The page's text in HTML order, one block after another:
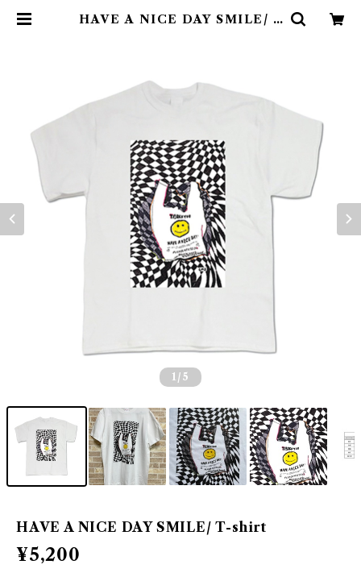
HAVE A NICE DAY SMILE/ T
1 /5
HAVE A NICE DAY SMILE/ T-shirt
¥5,200